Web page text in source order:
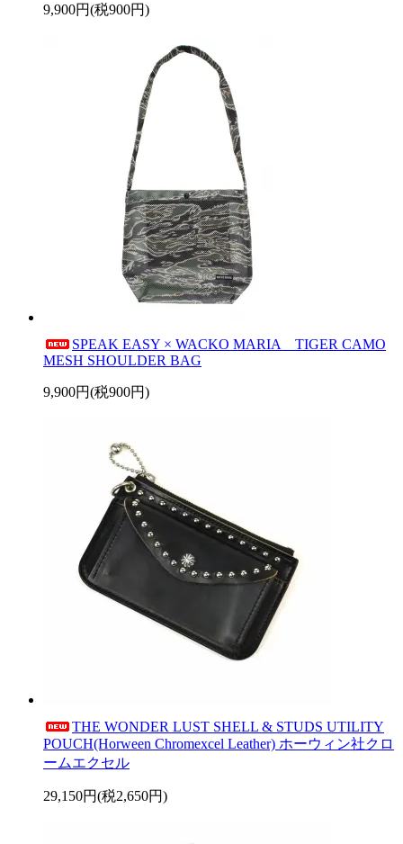
9,900円(税900円)
SPEAK EASY × WACKO MARIA TIGER CAMO
MESH SHOULDER BAG
9,900円(税900円)
THE WONDER LUST SHELL & STUDS UTILITY
POUCH(Horween Chromexcel Leather) ホーウィン社クロ
ームエクセル
29,150円(税2,650円)